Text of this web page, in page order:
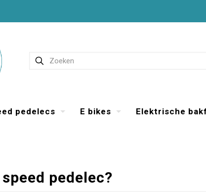
pedelecs E bikes Elektrische
pedelec?